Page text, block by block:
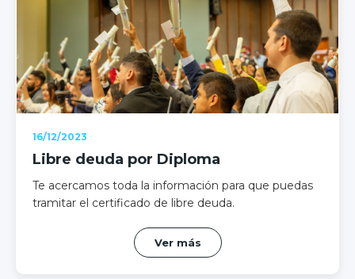
16/12/2023
Libre deuda por Diploma
Te acercamos toda la información para que puedas
tramitar el certificado de libre deuda.
Ver más